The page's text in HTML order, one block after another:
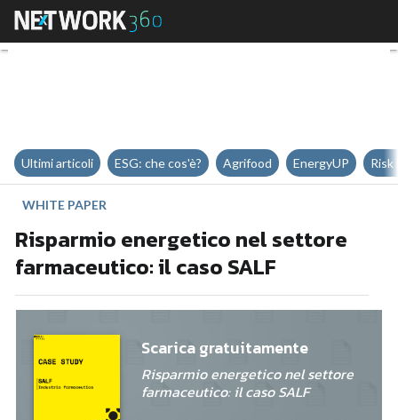
Risparmio energetico nel
Ultimi articoli ESG: che cos'è? Agrifood EnergyUP Risk
WHITE PAPER
Risparmio energetico nel settore
farmaceutico: il caso SALF
Scarica gratuitamente
Risparmio energetico nel settore
farmaceutico: il caso SALF